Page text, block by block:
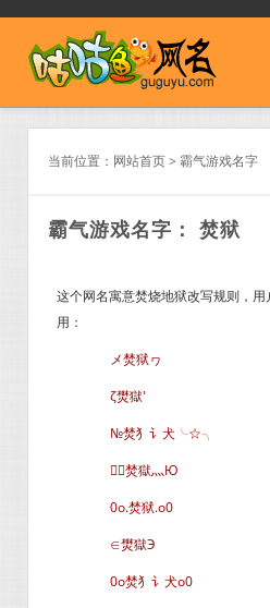
当前位置： 网站首页> 霸气游戏名字
霸气游戏名字： 焚狱
这个网名寓意焚烧地狱改写规则，
用：
メ焚狱ヮ
ζ燓獄′
№焚犭讠犬╰☆╮
╭焚獄灬Ю
0o.焚狱.o0
∈燓獄Э
0o焚犭讠犬o0